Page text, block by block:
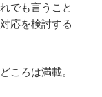
でも言うこと
応を検討する
ころは満載。